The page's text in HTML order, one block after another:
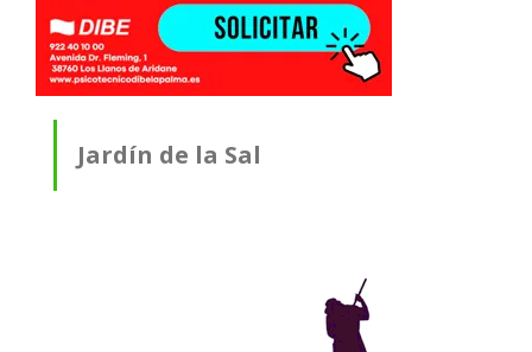
Jardín de la Sal